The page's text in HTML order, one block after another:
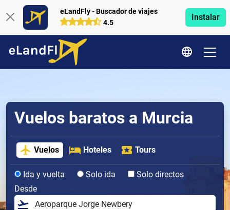
eLandFly - Buscador de viajes
4.5
Instalar
Vuelos baratos a Murcia
Vuelos Hoteles Tours
Ida y vuelta Solo ida
Solo directos
Desde